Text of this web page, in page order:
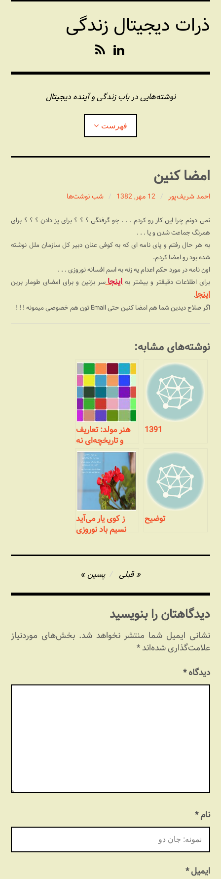
رفتن
محتواذرات دیجیتال زندگی
n
k
e
d
I
n
S
نوشته‌هایی در باب زندگی و آینده دیجیتال
فهرست
درباره این وبلاگ
مجله شبکه
پندهای یونیکسی استاد «فو» بازکردن
امضا کنین
احمد شریف‌پور 12 مهر, 1382 شب نوشت‌ها
نمی دونم چرا این کار رو کردم . . . جو گرفتگی ؟ ؟ ؟ برای پز دادن ؟ ؟ ؟ برای
همرنگ جماعت شدن و یا . . .
به هر حال رفتم و پای نامه ای که به کوفی عنان دبیر کل سازمان ملل نوشته
شده بود رو امضا کردم.
اون نامه در مورد حکم اعدام یه زنه به اسم افسانه نوروزی . . .
برای اطلاعات دقیقتر و بیشتر بهاینجا سر بزنین و برای امضای طومار برین
اینجا.
اگر صلاح دیدین شما هم امضا کنین حتی Email تون هم خصوصی میمونه ! ! !
نوشته‌های مشابه:
1391 هنر مولد: تعاریف
و تاریخچه‌ای نه
چندان مختصر
توضیح ز کوی یار می‌آید
نسیم باد نوروزی
نوشته
قبلی پسین
دیدگاهتان را بنویسید
نشانی ایمیل شما منتشر نخواهد شد. بخش‌های موردنیاز
علامت‌گذاری شده‌اند*
دیدگاه*
نام*
ایمیل*